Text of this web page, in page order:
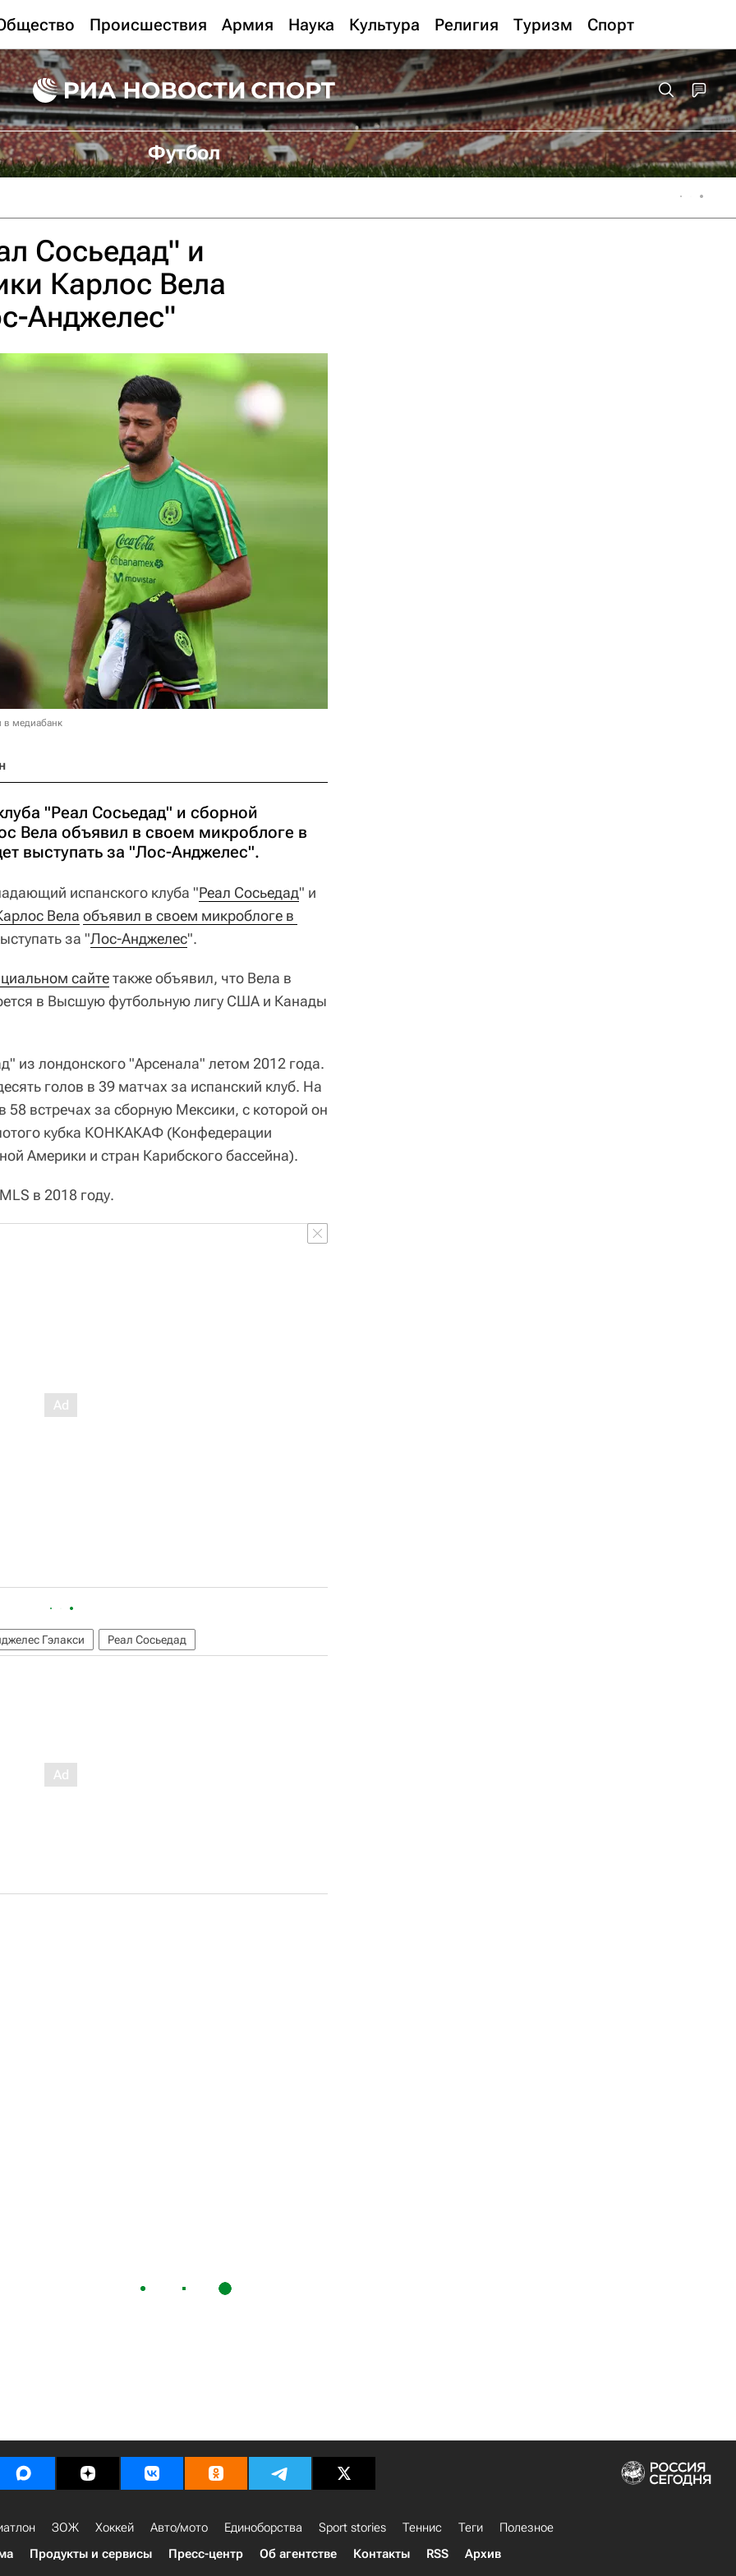
Происшествия Армия Наука Культура Религия Туризм Спорт
Футбол
Сосьедад" и
Карлос Вела
Анджелес"
в медиабанк
"Реал Сосьедад" и сборной
Вела объявил в своем микроблоге в
выступать за "Лос-Анджелес".
испанского клуба "Реал Сосьедад" и
Вела объявил в своем микроблоге в
за "Лос-Анджелес".
сайтетакже объявил, что Вела в
в Высшую футбольную лигу США и Канады
из лондонского "Арсенала" летом 2012 года.
голов в 39 матчах за испанский клуб. На
58 встречах за сборную Мексики, с которой он
кубка КОНКАКАФ (Конфедерации
Америки и стран Карибского бассейна).
в 2018 году.
Гэлакси Реал Сосьедад
ЗОЖ Хоккей Авто/мото Единоборства Sport stories Теннис Теги
Полезное
Продукты и сервисы Пресс-центр Об агентстве Контакты RSS Архив